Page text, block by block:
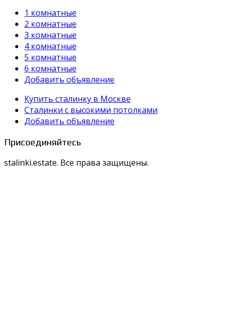
1 комнатные
2 комнатные
3 комнатные
4 комнатные
5 комнатные
6 комнатные
Добавить объявление
Купить сталинку в Москве
Cталинки с высокими потолками
Добавить объявление
Присоединяйтесь
stalinki.estate. Все права защищены.